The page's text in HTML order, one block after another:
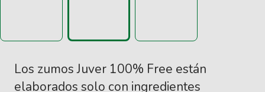
Los zumos Juver 100% Free están
elaborados solo con ingredientes